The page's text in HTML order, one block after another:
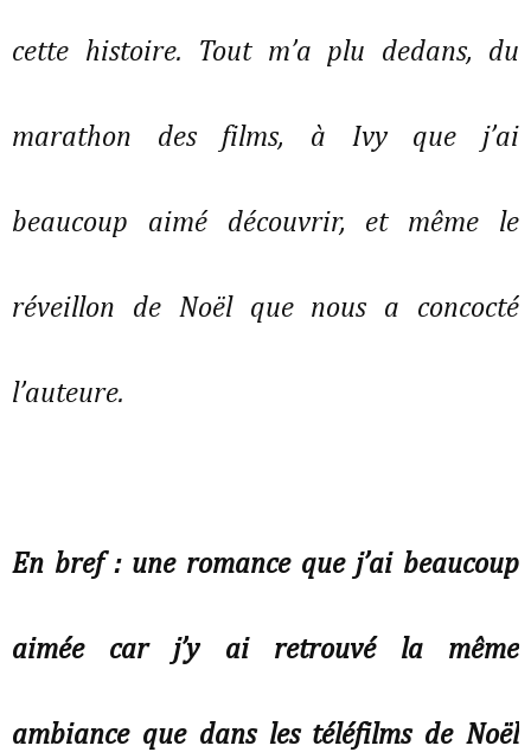
cette histoire. Tout m’a plu dedans, du
marathon des films, à Ivy que j’ai
beaucoup aimé découvrir, et même le
réveillon de Noël que nous a concocté
l’auteure.
En bref : une romance que j’ai beaucoup
aimée car j’y ai retrouvé la même
ambiance que dans les téléfilms de Noël